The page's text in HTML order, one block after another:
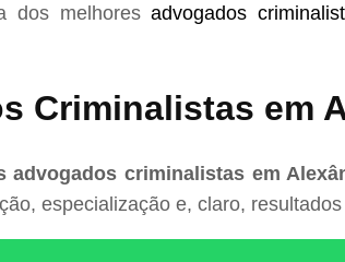
dos melhoresadvogados
Criminalistas em
advogados criminalistas em
especialização e, claro,